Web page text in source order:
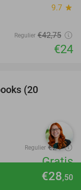
€28,50
9.7 star
Regulier €42,75
€24
(20
Regulier €24
Gratis
favorite_border